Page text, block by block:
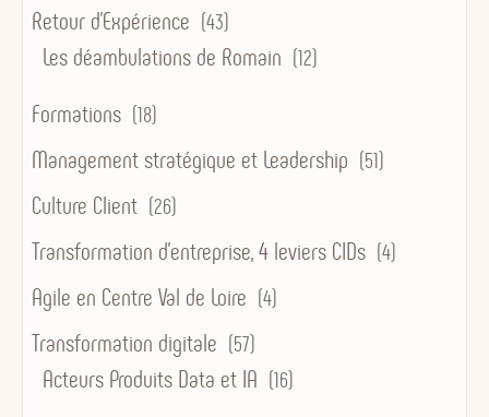
Retour d'Expérience (43)
Les déambulations de Romain (12)
Formations (18)
Management stratégique et Leadership (51)
Culture Client (26)
Transformation d’entreprise, 4 leviers CIDs (4)
Agile en Centre Val de Loire (4)
Transformation digitale (57)
Acteurs Produits Data et IA (16)